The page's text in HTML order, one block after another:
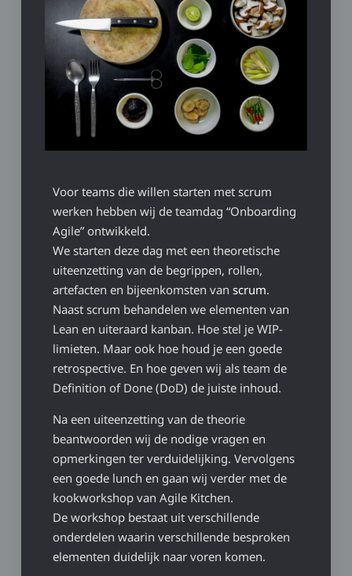
Voor teams die willen starten met scrum
werken hebben wij de teamdag “Onboarding
Agile” ontwikkeld.
We starten deze dag met een theoretische
uiteenzetting van de begrippen, rollen,
artefacten en bijeenkomsten van scrum.
Naast scrum behandelen we elementen van
Lean en uiteraard kanban. Hoe stel je WIP-
limieten. Maar ook hoe houd je een goede
retrospective. En hoe geven wij als team de
Definition of Done (DoD) de juiste inhoud.
Na een uiteenzetting van de theorie
beantwoorden wij de nodige vragen en
opmerkingen ter verduidelijking. Vervolgens
een goede lunch en gaan wij verder met de
kookworkshop van Agile Kitchen.
De workshop bestaat uit verschillende
onderdelen waarin verschillende besproken
elementen duidelijk naar voren komen.